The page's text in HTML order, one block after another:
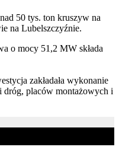
50 tys. ton kruszyw na
na Lubelszczyźnie.
o mocy 51,2 MW składa
zakładała wykonanie
dróg, placów montażowych i